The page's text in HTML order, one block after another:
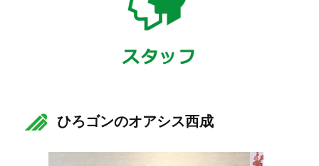
ひろゴンのオアシス西成